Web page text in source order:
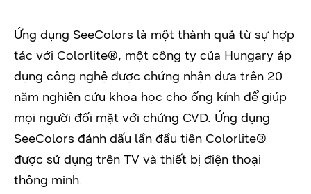
Ứng dụng SeeColors là một thành quả từ sự hợp
tác với Colorlite®, một công ty của Hungary áp
dụng công nghệ được chứng nhận dựa trên 20
năm nghiên cứu khoa học cho ống kính để giúp
mọi người đối mặt với chứng CVD. Ứng dụng
SeeColors đánh dấu lần đầu tiên Colorlite®
được sử dụng trên TV và thiết bị điện thoại
thông minh.